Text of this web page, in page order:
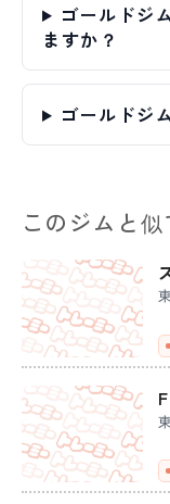
ゴールドジ
ますか？
ゴールドジ
このジムと